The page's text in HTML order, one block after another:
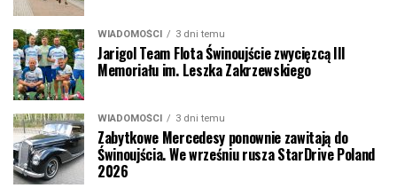
WIADOMOŚCI 3 dni temu
Jarigol Team Flota Świnoujście zwycięzcą III
Memoriału im. Leszka Zakrzewskiego
WIADOMOŚCI 3 dni temu
Zabytkowe Mercedesy ponownie zawitają do
Świnoujścia. We wrześniu rusza StarDrive Poland
2026